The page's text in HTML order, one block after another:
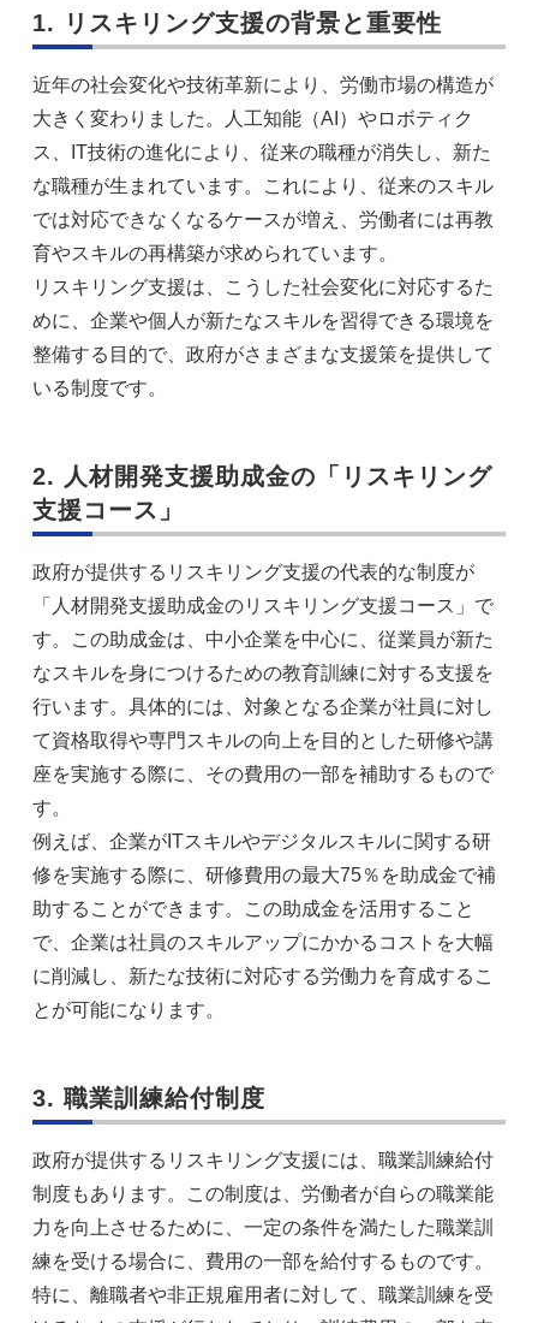
1. リスキリング支援の背景と重要性
近年の社会変化や技術革新により、労働市場の構造が
大きく変わりました。人工知能（AI）やロボティク
ス、IT技術の進化により、従来の職種が消失し、新た
な職種が生まれています。これにより、従来のスキル
では対応できなくなるケースが増え、労働者には再教
育やスキルの再構築が求められています。
リスキリング支援は、こうした社会変化に対応するた
めに、企業や個人が新たなスキルを習得できる環境を
整備する目的で、政府がさまざまな支援策を提供して
いる制度です。
2. 人材開発支援助成金の「リスキリング
支援コース」
政府が提供するリスキリング支援の代表的な制度が
「人材開発支援助成金のリスキリング支援コース」で
す。この助成金は、中小企業を中心に、従業員が新た
なスキルを身につけるための教育訓練に対する支援を
行います。具体的には、対象となる企業が社員に対し
て資格取得や専門スキルの向上を目的とした研修や講
座を実施する際に、その費用の一部を補助するもので
す。
例えば、企業がITスキルやデジタルスキルに関する研
修を実施する際に、研修費用の最大75％を助成金で補
助することができます。この助成金を活用すること
で、企業は社員のスキルアップにかかるコストを大幅
に削減し、新たな技術に対応する労働力を育成するこ
とが可能になります。
3. 職業訓練給付制度
政府が提供するリスキリング支援には、職業訓練給付
制度もあります。この制度は、労働者が自らの職業能
力を向上させるために、一定の条件を満たした職業訓
練を受ける場合に、費用の一部を給付するものです。
特に、離職者や非正規雇用者に対して、職業訓練を受